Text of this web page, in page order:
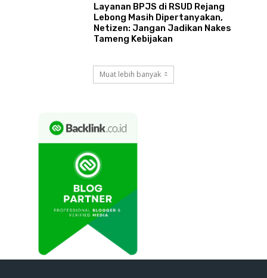
Layanan BPJS di RSUD Rejang
Lebong Masih Dipertanyakan,
Netizen: Jangan Jadikan Nakes
Tameng Kebijakan
Muat lebih banyak